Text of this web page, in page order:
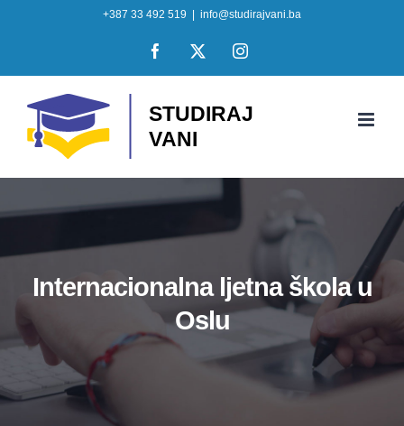
+387 33 492 519 info@studirajvani.ba
Facebook
X Instagram
Internacionalna ljetna škola u
Oslu